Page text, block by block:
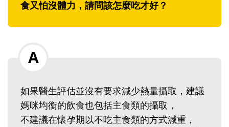
食又怕沒體力，請問該怎麼吃才好？‭ ‬
如果醫生評估並沒有要求減少熱量攝取，建議
媽咪均衡的飲食也包括主食類的攝取，
不建議在懷孕期以不吃主食類的方式減重，